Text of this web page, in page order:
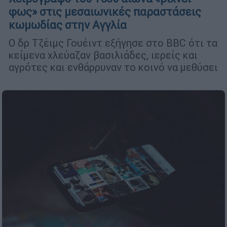
φως» στις μεσαιωνικές παραστάσεις
κωμωδίας στην Αγγλία
Ο δρ Τζέιμς Γουέιντ εξήγησε στο BBC ότι τα
κείμενα χλεύαζαν βασιλιάδες, ιερείς και
αγρότες και ενθάρρυναν το κοινό να μεθύσει